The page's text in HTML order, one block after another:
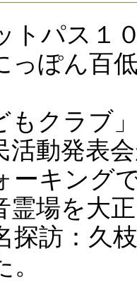
トパス１
っぽん百
もクラブ
活動発表
ーキング
霊場を大
探訪：久枝